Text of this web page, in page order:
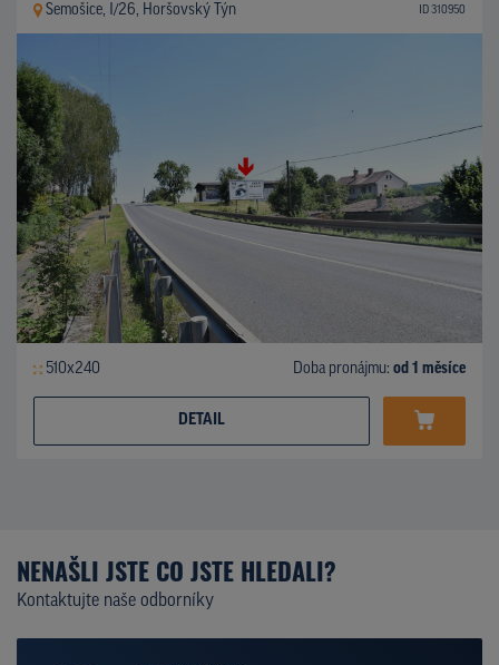
Semošice, I/26, Horšovský Týn ID 310950
510x240 Doba pronájmu: od 1 měsíce
DETAIL
NENAŠLI JSTE CO JSTE HLEDALI?
Kontaktujte naše odborníky